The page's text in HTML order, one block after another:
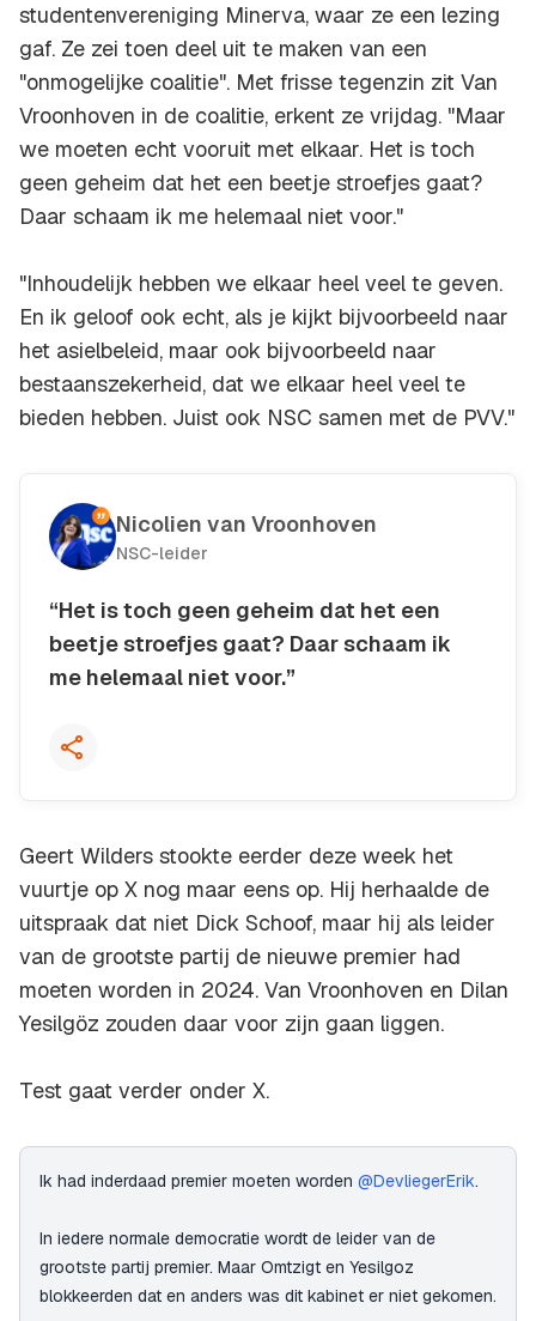
studentenvereniging Minerva, waar ze een lezing
gaf. Ze zei toen deel uit te maken van een
"onmogelijke coalitie". Met frisse tegenzin zit Van
Vroonhoven in de coalitie, erkent ze vrijdag. "Maar
we moeten echt vooruit met elkaar. Het is toch
geen geheim dat het een beetje stroefjes gaat?
Daar schaam ik me helemaal niet voor."
"Inhoudelijk hebben we elkaar heel veel te geven.
En ik geloof ook echt, als je kijkt bijvoorbeeld naar
het asielbeleid, maar ook bijvoorbeeld naar
bestaanszekerheid, dat we elkaar heel veel te
bieden hebben. Juist ook NSC samen met de PVV."
Nicolien van Vroonhoven
NSC-leider
“Het is toch geen geheim dat het een
beetje stroefjes gaat? Daar schaam ik
me helemaal niet voor.”
Kopieer quote
Geert Wilders stookte eerder deze week het
vuurtje op X nog maar eens op. Hij herhaalde de
uitspraak dat niet Dick Schoof, maar hij als leider
van de grootste partij de nieuwe premier had
moeten worden in 2024. Van Vroonhoven en Dilan
Yesilgöz zouden daar voor zijn gaan liggen.
Test gaat verder onder X.
Ik had inderdaad premier moeten worden @DevliegerErik.
In iedere normale democratie wordt de leider van de
grootste partij premier. Maar Omtzigt en Yesilgoz
blokkeerden dat en anders was dit kabinet er niet gekomen.